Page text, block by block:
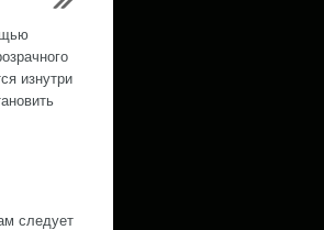
изнутри
следует